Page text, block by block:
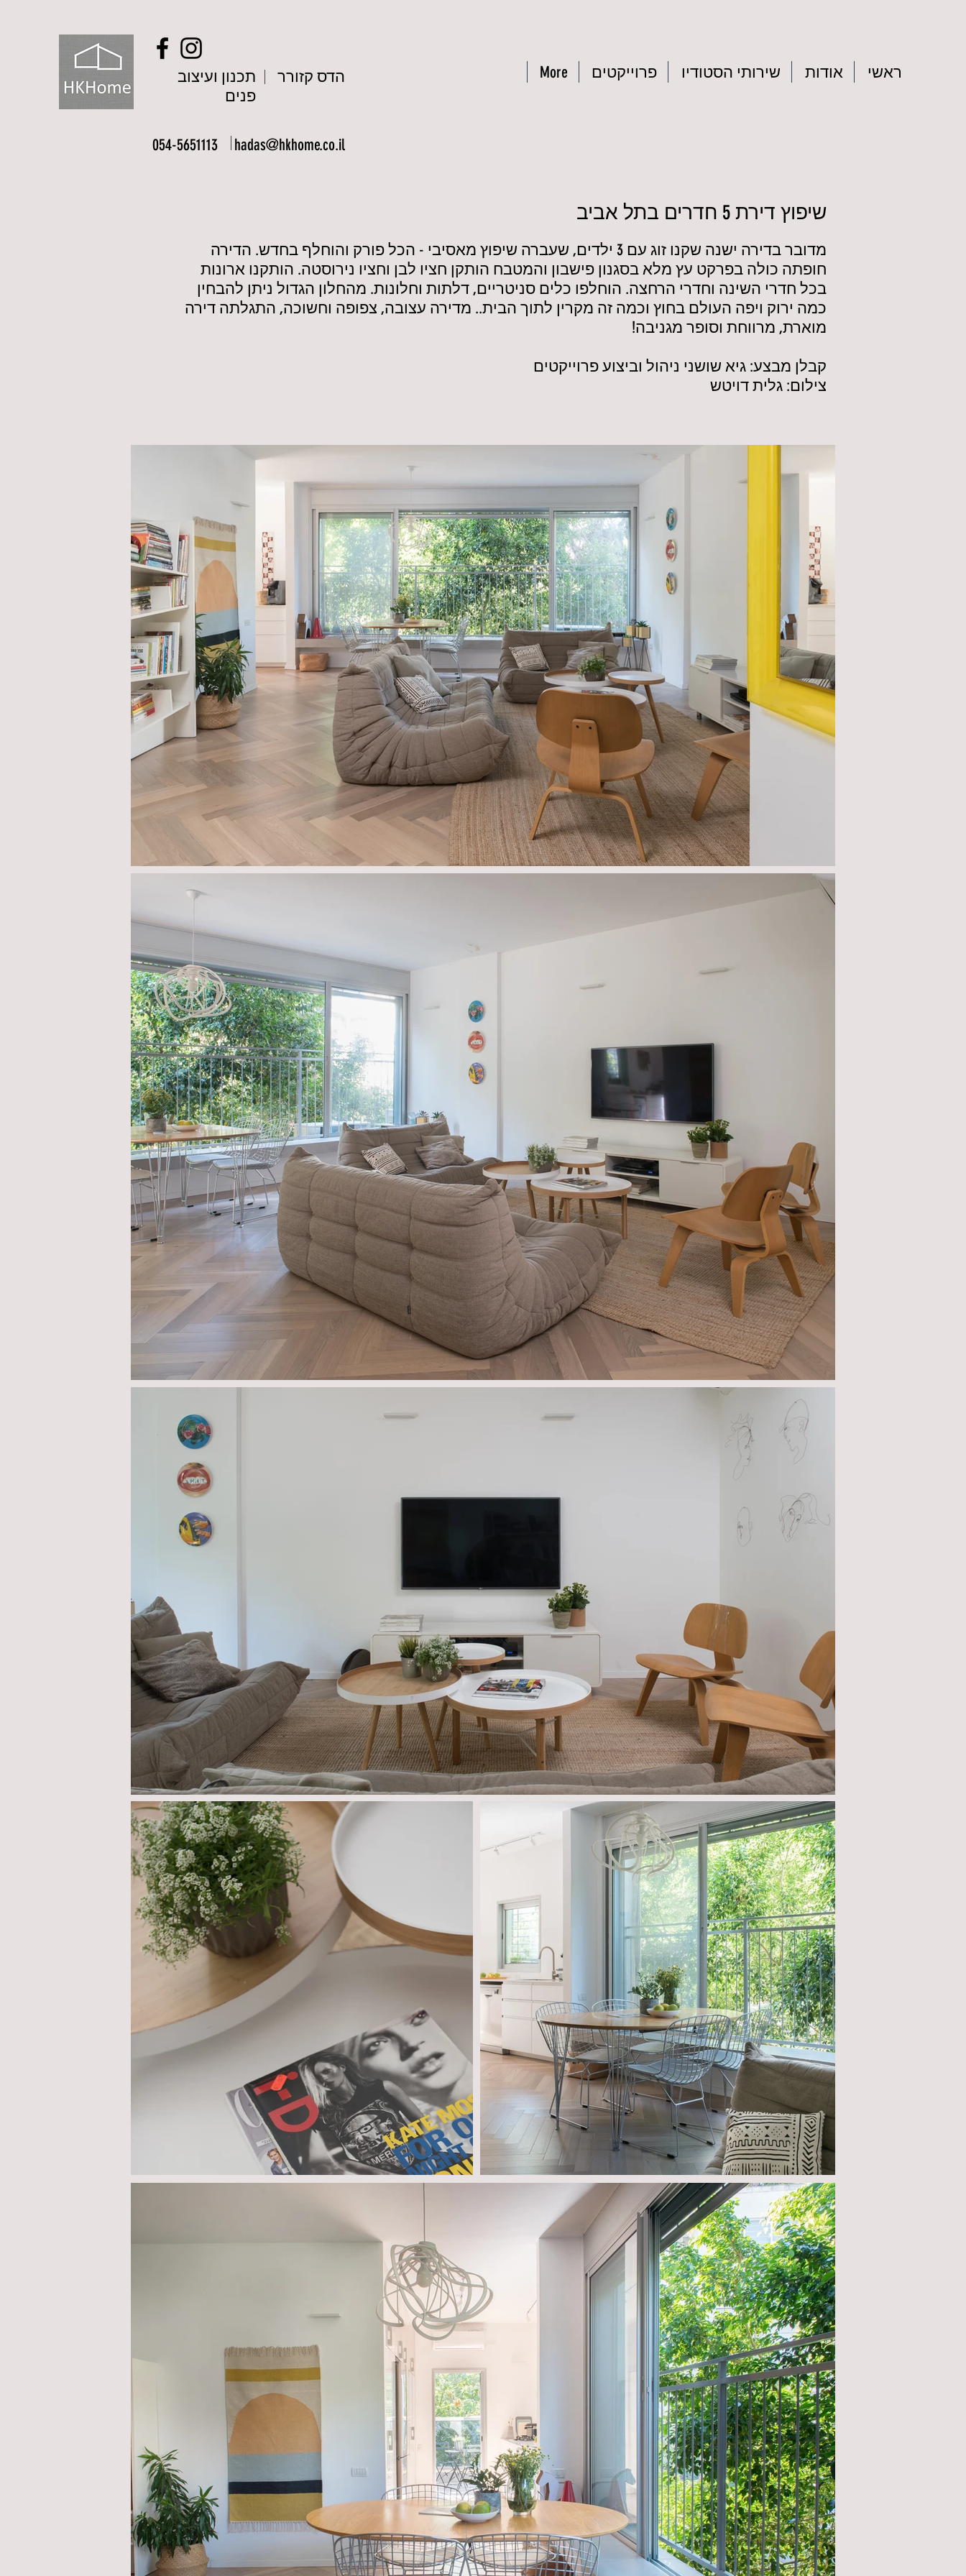
תכנון ועיצוב
פנים
הדס קזורר
054-5651113 hadas@hkhome.co.il
ראשי אודות שירותי הסטודיו פרוייקטים More
שיפוץ דירת 5 חדרים בתל אביב
מדובר בדירה ישנה שקנו זוג עם 3 ילדים, שעברה שיפוץ מאסיבי - הכל פורק והוחלף בחדש. הדירה
חופתה כולה בפרקט עץ מלא בסגנון פישבון והמטבח הותקן חציו לבן וחציו נירוסטה. הותקנו ארונות
בכל חדרי השינה וחדרי הרחצה. הוחלפו כלים סניטריים, דלתות וחלונות. מהחלון הגדול ניתן להבחין
כמה ירוק ויפה העולם בחוץ וכמה זה מקרין לתוך הבית.. מדירה עצובה, צפופה וחשוכה, התגלתה דירה
מוארת, מרווחת וסופר מגניבה!
קבלן מבצע: גיא שושני ניהול וביצוע פרוייקטים
צילום: גלית דויטש